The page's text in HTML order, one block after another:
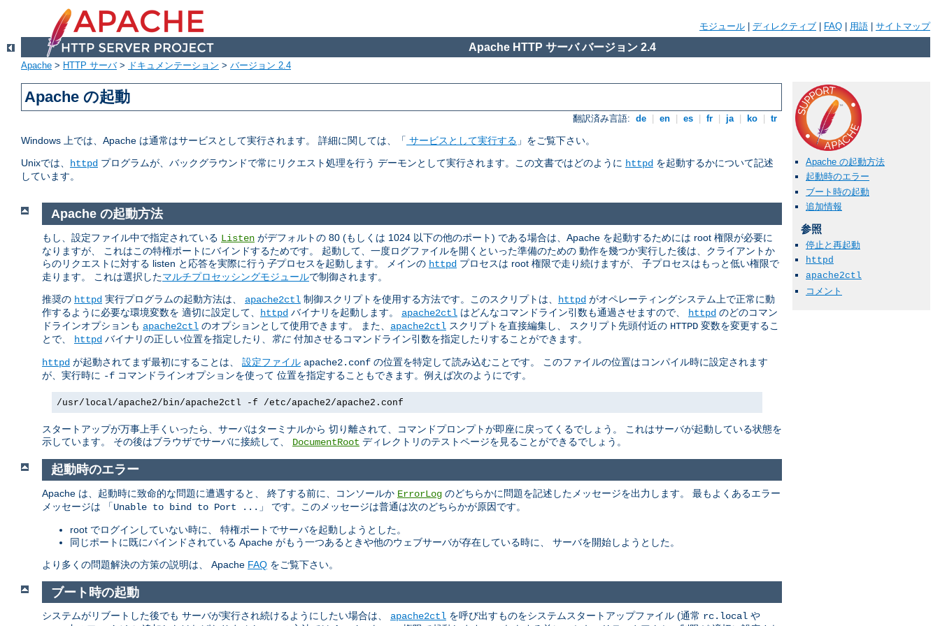
モジュール ディレクティブ FAQ 用語 サイトマップ
Apache HTTP サーバ バージョン 2.4
Apache > HTTP サーバ> ドキュメンテーション > バージョン 2.4
Apache の起動
翻訳済み言語: de en es fr ja ko tr
Windows 上では、Apache は通常はサービスとして実行されます。 詳細に関しては、「 サービスとして実行する 」をご覧下さい。
Unixでは、 httpd プログラムが、バックグラウンドで常にリクエスト処理を行う デーモンとして実行されます。この文書ではどのように httpd を起動するかについて記述
しています。
Apache の起動方法
起動時のエラー
ブート時の起動
追加情報
参照
停止と再起動
httpd
apache2ctl
コメント
Apache の起動方法
もし、設定ファイル中で指定されている Listen がデフォルトの 80 (もしくは 1024 以下の他のポート) である場合は、Apache を起動するためには root 権限が必要に
なりますが、 これはこの特権ポートにバインドするためです。 起動して、一度ログファイルを開くといった準備のための 動作を幾つか実行した後は、クライアントか
らのリクエストに対する listen と応答を実際に行う 子プロセスを起動します。 メインの httpd プロセスは root 権限で走り続けますが、 子プロセスはもっと低い権限で
走ります。 これは選択したマルチプロセッシングモジュールで制御されます。
推奨の httpd 実行プログラムの起動方法は、 apache2ctl 制御スクリプトを使用する方法です。このスクリプトは、 httpd がオペレーティングシステム上で正常に動
作するように必要な環境変数を 適切に設定して、
httpd バイナリを起動します。 apache2ctl はどんなコマンドライン引数も通過させますので、 httpd のどのコマン
ドラインオプションも apache2ctl のオプションとして使用できます。 また、 apache2ctl スクリプトを直接編集し、 スクリプト先頭付近の HTTPD 変数を変更するこ
とで、
httpd バイナリの正しい位置を指定したり、 常に 付加させるコマンドライン引数を指定したりすることができます。
httpd が起動されてまず最初にすることは、 設定ファイル apache2.conf の位置を特定して読み込むことです。 このファイルの位置はコンパイル時に設定されます
が、実行時に -f コマンドラインオプションを使って 位置を指定することもできます。例えば次のようにです。
/usr/local/apache2/bin/apache2ctl -f /etc/apache2/apache2.conf
スタートアップが万事上手くいったら、サーバはターミナルから 切り離されて、コマンドプロンプトが即座に戻ってくるでしょう。 これはサーバが起動している状態を
示しています。 その後はブラウザでサーバに接続して、 DocumentRoot ディレクトリのテストページを見ることができるでしょう。
起動時のエラー
Apache は、起動時に致命的な問題に遭遇すると、 終了する前に、コンソールか ErrorLog のどちらかに問題を記述したメッセージを出力します。 最もよくあるエラー
メッセージは 「Unable to bind to Port ... 」 です。このメッセージは普通は次のどちらかが原因です。
root でログインしていない時に、 特権ポートでサーバを起動しようとした。
同じポートに既にバインドされている Apache がもう一つあるときや他のウェブサーバが存在している時に、 サーバを開始しようとした。
より多くの問題解決の方策の説明は、 Apache FAQ をご覧下さい。
ブート時の起動
システムがリブートした後でも サーバが実行され続けるようにしたい場合は、 apache2ctl を呼び出すものをシステムスタートアップファイル (通常 rc.local や